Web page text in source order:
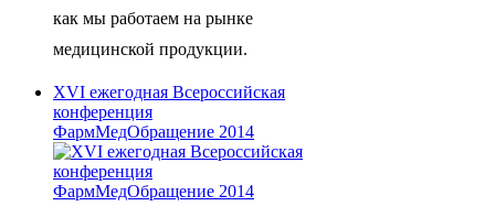
как мы работаем на рынке
медицинской продукции.
XVI ежегодная Всероссийская
конференция
ФармМедОбращение 2014